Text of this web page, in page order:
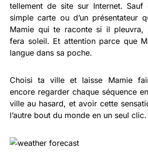
tellement de site sur Internet. Sauf
simple carte ou d’un présentateur
Mamie qui te raconte si il pleuvra,
fera soleil. Et attention parce que
langue dans sa poche.
Choisi ta ville et laisse Mamie
encore regarder chaque séquence
ville au hasard, et avoir cette
l’autre bout du monde en un seul clic.